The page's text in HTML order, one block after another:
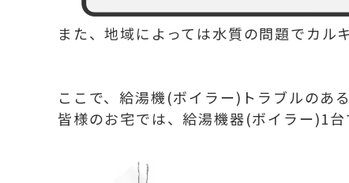
また、地域によっては水質の問題でカル
ここで、給湯機(ボイラー)トラブルのあ
皆様のお宅では、給湯機器(ボイラー)1